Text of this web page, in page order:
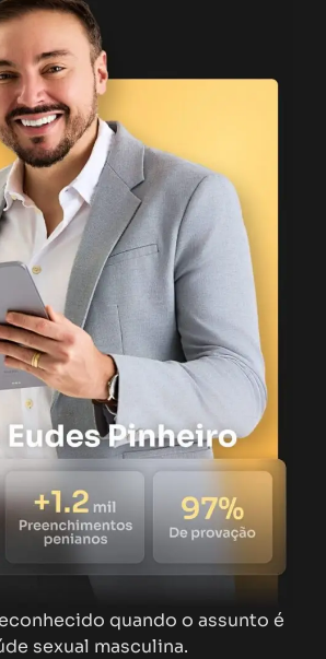
quando o assunto é
sexual masculina.